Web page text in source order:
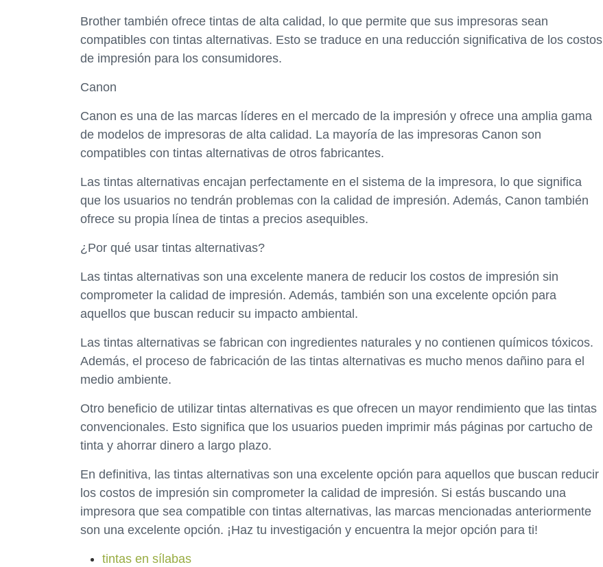
Brother también ofrece tintas de alta calidad, lo que permite que sus impresoras sean
compatibles con tintas alternativas. Esto se traduce en una reducción significativa de los costos
de impresión para los consumidores.
Canon
Canon es una de las marcas líderes en el mercado de la impresión y ofrece una amplia gama
de modelos de impresoras de alta calidad. La mayoría de las impresoras Canon son
compatibles con tintas alternativas de otros fabricantes.
Las tintas alternativas encajan perfectamente en el sistema de la impresora, lo que significa
que los usuarios no tendrán problemas con la calidad de impresión. Además, Canon también
ofrece su propia línea de tintas a precios asequibles.
¿Por qué usar tintas alternativas?
Las tintas alternativas son una excelente manera de reducir los costos de impresión sin
comprometer la calidad de impresión. Además, también son una excelente opción para
aquellos que buscan reducir su impacto ambiental.
Las tintas alternativas se fabrican con ingredientes naturales y no contienen químicos tóxicos.
Además, el proceso de fabricación de las tintas alternativas es mucho menos dañino para el
medio ambiente.
Otro beneficio de utilizar tintas alternativas es que ofrecen un mayor rendimiento que las tintas
convencionales. Esto significa que los usuarios pueden imprimir más páginas por cartucho de
tinta y ahorrar dinero a largo plazo.
En definitiva, las tintas alternativas son una excelente opción para aquellos que buscan reducir
los costos de impresión sin comprometer la calidad de impresión. Si estás buscando una
impresora que sea compatible con tintas alternativas, las marcas mencionadas anteriormente
son una excelente opción. ¡Haz tu investigación y encuentra la mejor opción para ti!
tintas en sílabas